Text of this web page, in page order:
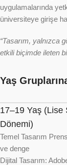
uygulamalarında
üniversiteye girişe
“Tasarım, yalnızca
etkili biçimde ileten
Yaş
17–19 Yaş (Lise
Dönemi)
Temel Tasarım
ve denge
Dijital Tasarım: